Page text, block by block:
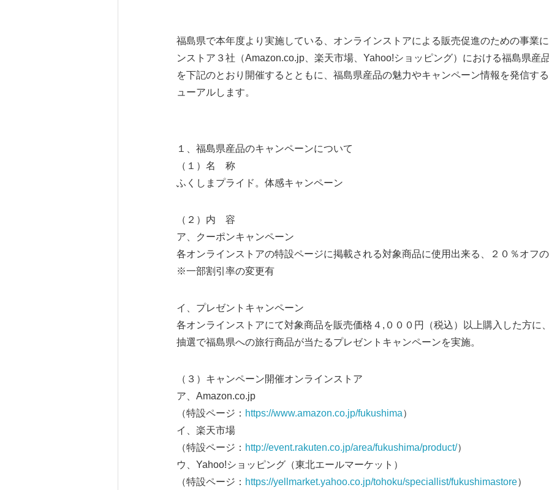
福島県で本年度より実施している、オンラインストアによる販売促進のための事業
ンストア３社（Amazon.co.jp、楽天市場、Yahoo!ショッピング）における福島県産
を下記のとおり開催するとともに、福島県産品の魅力やキャンペーン情報を発信す
ューアルします。
１、福島県産品のキャンペーンについて
（１）名 称
ふくしまプライド。体感キャンペーン
（２）内 容
ア、クーポンキャンペーン
各オンラインストアの特設ページに掲載される対象商品に使用出来る、２０％オフ
※一部割引率の変更有
イ、プレゼントキャンペーン
各オンラインストアにて対象商品を販売価格４,０００円（税込）以上購入した方に
抽選で福島県への旅行商品が当たるプレゼントキャンペーンを実施。
（３）キャンペーン開催オンラインストア
ア、Amazon.co.jp
（特設ページ： https://www.amazon.co.jp/fukushima）
イ、楽天市場
（特設ページ： http://event.rakuten.co.jp/area/fukushima/product/）
ウ、Yahoo!ショッピング（東北エールマーケット）
（特設ページ： https://yellmarket.yahoo.co.jp/tohoku/speciallist/fukushimastore）